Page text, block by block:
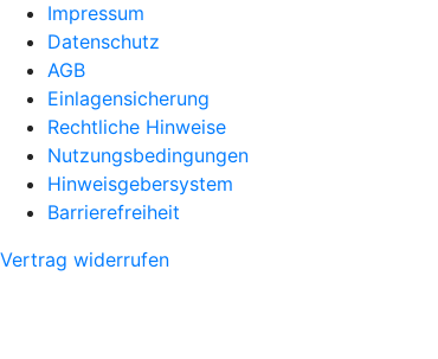
Impressum
Datenschutz
AGB
Einlagensicherung
Rechtliche Hinweise
Nutzungsbedingungen
Hinweisgebersystem
Barrierefreiheit
Vertrag widerrufen